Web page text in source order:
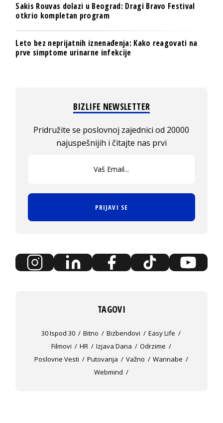
Sakis Rouvas dolazi u Beograd: Dragi Bravo Festival
otkrio kompletan program
Leto bez neprijatnih iznenađenja: Kako reagovati na
prve simptome urinarne infekcije
BIZLIFE NEWSLETTER
Pridružite se poslovnoj zajednici od 20000
najuspešnijih i čitajte nas prvi
PRIJAVI SE
TAGOVI
30 Ispod 30 Bitno Bizbendovi
Easy Life
Filmovi
HR Izjava Dana
Odrzime
Poslovne Vesti
Putovanja Važno
Wannabe
Webmind